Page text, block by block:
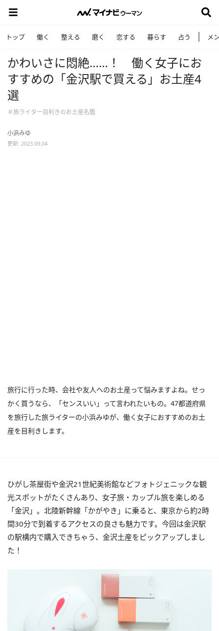
トップ 働く 整える 磨く 恋する 暮らす 占う メ
かわいさに悶絶……！ 働く女子にお
すすめの「金沢駅で買える」お土産4
選
＃旅ライター目利きのお土産名鑑
小浜みゆ
更新: 2023.09.04
旅行に行った時、会社や友人へのお土産って悩みますよね。せっ
かく買うなら、「センスいい」って言われたいもの。47都道府県
を旅行した旅ライターの小浜みゆが、働く女子におすすめのお土
産を目利きします。
ひがし茶屋街や金沢21世紀美術館などフォトジェニックな観
光スポットがたくさんあり、女子旅・カップル旅を楽しめる
「金沢」。北陸新幹線「かがやき」に乗ると、東京から約2時
間30分で到着するアクセスの良さも魅力です。今回は金沢駅
の駅構内で購入できちゃう、金沢土産をピックアップしまし
た！